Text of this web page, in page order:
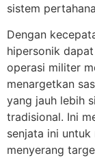
sistem
Dengan
hipersonik
operasi militer
menargetkan
yang jauh lebih
tradisional. Ini
senjata ini
menyerang